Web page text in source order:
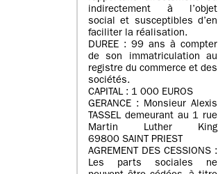
indirectement à l’objet
social et susceptibles d’en
faciliter la réalisation.
DUREE : 99 ans à compter
de son immatriculation au
registre du commerce et des
sociétés.
CAPITAL : 1 000 EUROS
GERANCE : Monsieur Alexis
TASSEL demeurant au 1 rue
Martin Luther King
69800 SAINT PRIEST
AGREMENT DES CESSIONS :
Les parts sociales ne